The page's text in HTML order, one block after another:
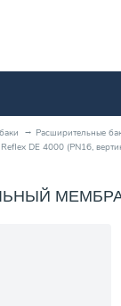
Расширительные
DE 4000 (PN16,